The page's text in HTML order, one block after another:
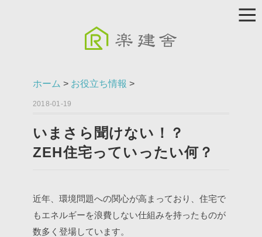
ホーム > お役立ち情報 >
2018-01-19
いまさら聞けない！？
ZEH住宅っていったい何？
近年、環境問題への関心が高まっており、住宅で
もエネルギーを浪費しない仕組みを持ったものが
数多く登場しています。